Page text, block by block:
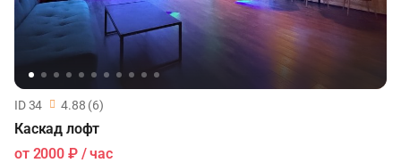
ID 34 4.88 (6)
Каскад лофт
от 2000 ₽/ час